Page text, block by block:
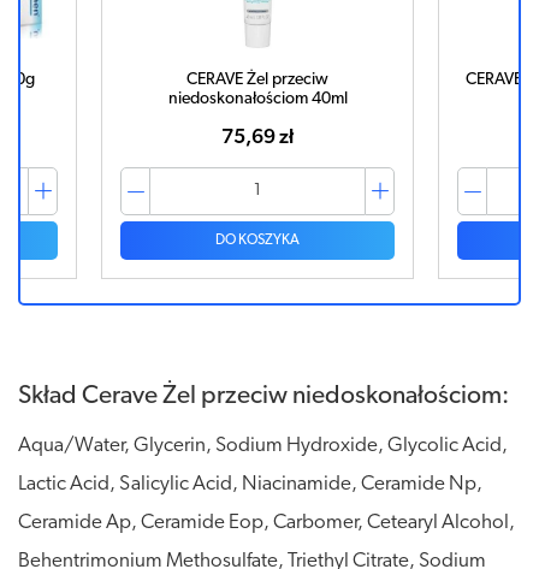
20g
CERAVE Żel przeciw
niedoskonałościom 40ml
75,69 zł
DO KOSZYKA
CERAVE
Skład Cerave Żel przeciw niedoskonałościom:
Aqua/Water, Glycerin, Sodium Hydroxide, Glycolic Acid,
Lactic Acid, Salicylic Acid, Niacinamide, Ceramide Np,
Ceramide Ap, Ceramide Eop, Carbomer, Cetearyl Alcohol,
Behentrimonium Methosulfate, Triethyl Citrate, Sodium